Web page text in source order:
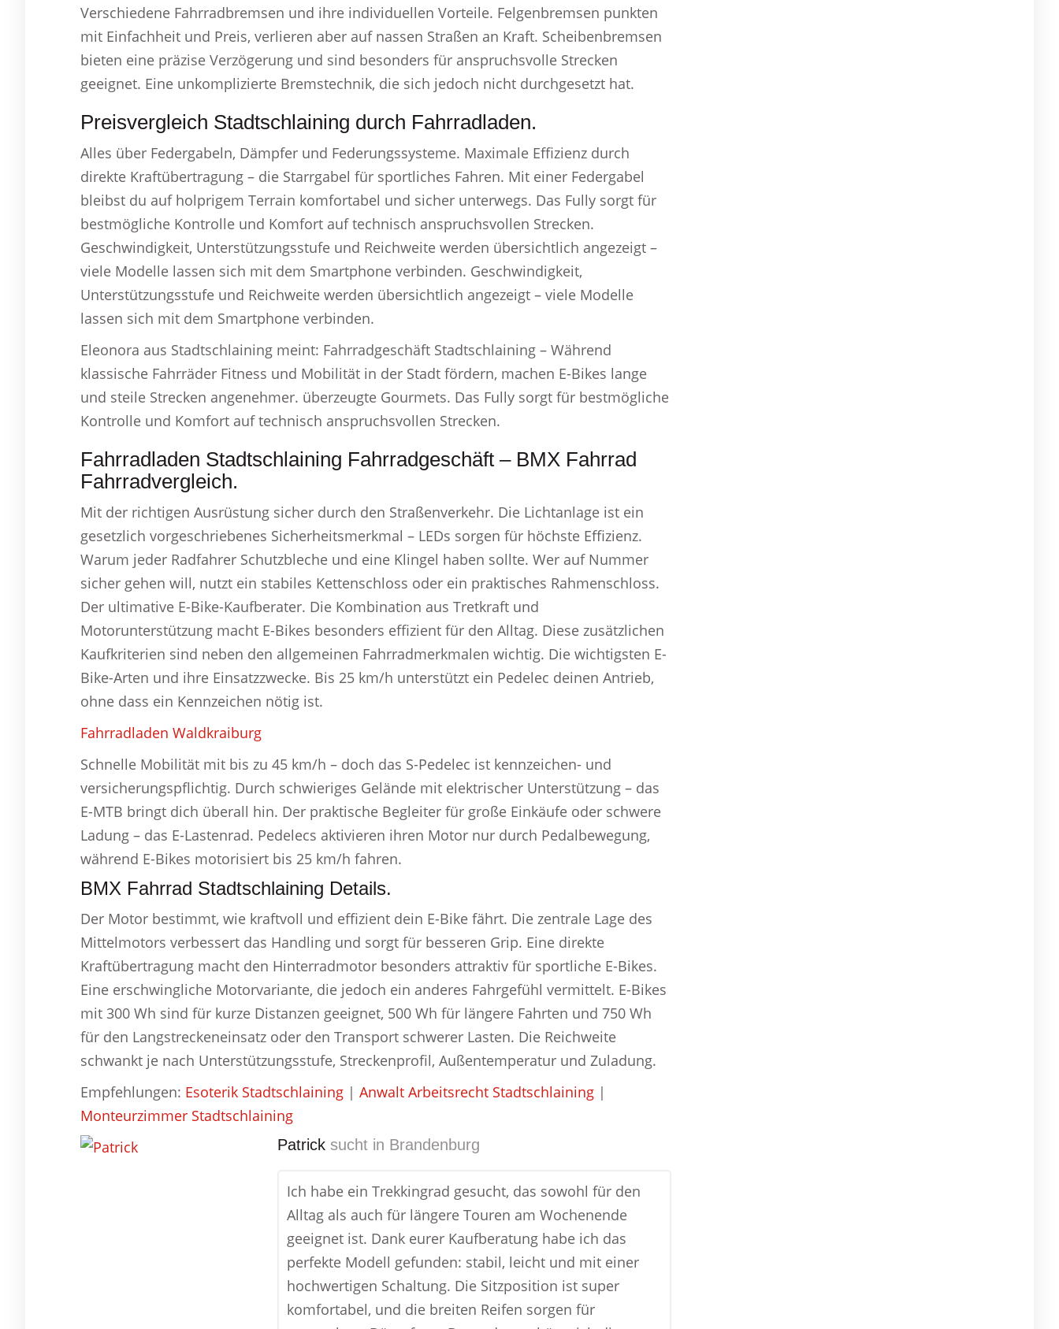
Verschiedene Fahrradbremsen und ihre individuellen Vorteile. Felgenbremsen punkten
mit Einfachheit und Preis, verlieren aber auf nassen Straßen an Kraft. Scheibenbremsen
bieten eine präzise Verzögerung und sind besonders für anspruchsvolle Strecken
geeignet. Eine unkomplizierte Bremstechnik, die sich jedoch nicht durchgesetzt hat.
Preisvergleich Stadtschlaining durch Fahrradladen.
Alles über Federgabeln, Dämpfer und Federungssysteme. Maximale Effizienz durch
direkte Kraftübertragung – die Starrgabel für sportliches Fahren. Mit einer Federgabel
bleibst du auf holprigem Terrain komfortabel und sicher unterwegs. Das Fully sorgt für
bestmögliche Kontrolle und Komfort auf technisch anspruchsvollen Strecken.
Geschwindigkeit, Unterstützungsstufe und Reichweite werden übersichtlich angezeigt –
viele Modelle lassen sich mit dem Smartphone verbinden. Geschwindigkeit,
Unterstützungsstufe und Reichweite werden übersichtlich angezeigt – viele Modelle
lassen sich mit dem Smartphone verbinden.
Eleonora aus Stadtschlaining meint: Fahrradgeschäft Stadtschlaining – Während
klassische Fahrräder Fitness und Mobilität in der Stadt fördern, machen E-Bikes lange
und steile Strecken angenehmer. überzeugte Gourmets. Das Fully sorgt für bestmögliche
Kontrolle und Komfort auf technisch anspruchsvollen Strecken.
Fahrradladen Stadtschlaining Fahrradgeschäft – BMX Fahrrad
Fahrradvergleich.
Mit der richtigen Ausrüstung sicher durch den Straßenverkehr. Die Lichtanlage ist ein
gesetzlich vorgeschriebenes Sicherheitsmerkmal – LEDs sorgen für höchste Effizienz.
Warum jeder Radfahrer Schutzbleche und eine Klingel haben sollte. Wer auf Nummer
sicher gehen will, nutzt ein stabiles Kettenschloss oder ein praktisches Rahmenschloss.
Der ultimative E-Bike-Kaufberater. Die Kombination aus Tretkraft und
Motorunterstützung macht E-Bikes besonders effizient für den Alltag. Diese zusätzlichen
Kaufkriterien sind neben den allgemeinen Fahrradmerkmalen wichtig. Die wichtigsten E-
Bike-Arten und ihre Einsatzzwecke. Bis 25 km/h unterstützt ein Pedelec deinen Antrieb,
ohne dass ein Kennzeichen nötig ist.
Fahrradladen Waldkraiburg
Schnelle Mobilität mit bis zu 45 km/h – doch das S-Pedelec ist kennzeichen- und
versicherungspflichtig. Durch schwieriges Gelände mit elektrischer Unterstützung – das
E-MTB bringt dich überall hin. Der praktische Begleiter für große Einkäufe oder schwere
Ladung – das E-Lastenrad. Pedelecs aktivieren ihren Motor nur durch Pedalbewegung,
während E-Bikes motorisiert bis 25 km/h fahren.
BMX Fahrrad Stadtschlaining Details.
Der Motor bestimmt, wie kraftvoll und effizient dein E-Bike fährt. Die zentrale Lage des
Mittelmotors verbessert das Handling und sorgt für besseren Grip. Eine direkte
Kraftübertragung macht den Hinterradmotor besonders attraktiv für sportliche E-Bikes.
Eine erschwingliche Motorvariante, die jedoch ein anderes Fahrgefühl vermittelt. E-Bikes
mit 300 Wh sind für kurze Distanzen geeignet, 500 Wh für längere Fahrten und 750 Wh
für den Langstreckeneinsatz oder den Transport schwerer Lasten. Die Reichweite
schwankt je nach Unterstützungsstufe, Streckenprofil, Außentemperatur und Zuladung.
Empfehlungen: Esoterik Stadtschlaining | Anwalt Arbeitsrecht Stadtschlaining |
Monteurzimmer Stadtschlaining
Patrick sucht in Brandenburg
Ich habe ein Trekkingrad gesucht, das sowohl für den
Alltag als auch für längere Touren am Wochenende
geeignet ist. Dank eurer Kaufberatung habe ich das
perfekte Modell gefunden: stabil, leicht und mit einer
hochwertigen Schaltung. Die Sitzposition ist super
komfortabel, und die breiten Reifen sorgen für